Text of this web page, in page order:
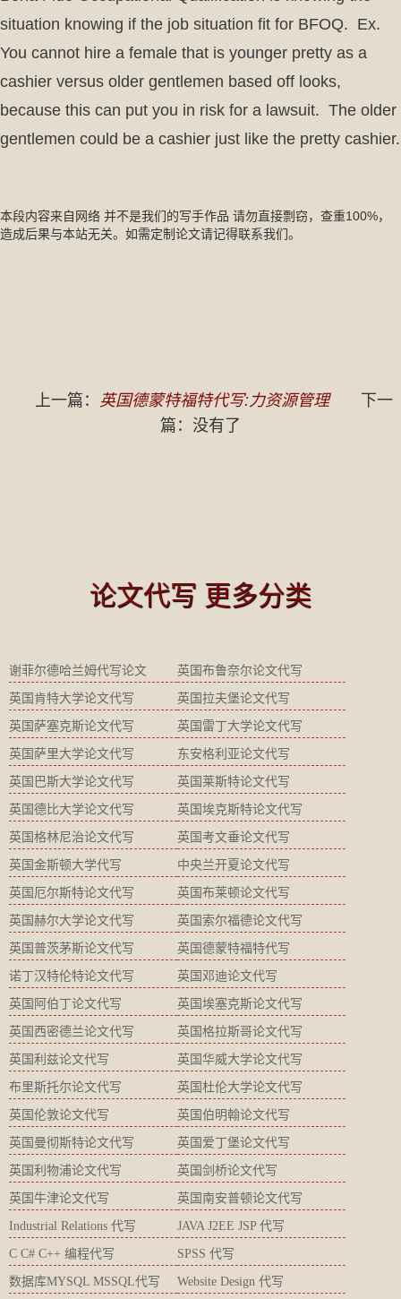
situation knowing if the job situation fit for BFOQ. Ex.
You cannot hire a female that is younger pretty as a
cashier versus older gentlemen based off looks,
because this can put you in risk for a lawsuit. The older
gentlemen could be a cashier just like the pretty cashier.
本段内容来自网络 并不是我们的写手作品 请勿直接剽窃，查重100%，
造成后果与本站无关。如需定制论文请记得联系我们。
上一篇： 英国德蒙特福特代写:力资源管理
下一
篇：没有了
论文代写 更多分类
谢菲尔德哈兰姆代写论文 英国布鲁奈尔论文代写
英国肯特大学论文代写 英国拉夫堡论文代写
英国萨塞克斯论文代写 英国雷丁大学论文代写
英国萨里大学论文代写 东安格利亚论文代写
英国巴斯大学论文代写 英国莱斯特论文代写
英国德比大学论文代写 英国埃克斯特论文代写
英国格林尼治论文代写 英国考文垂论文代写
英国金斯顿大学代写 中央兰开夏论文代写
英国厄尔斯特论文代写 英国布莱顿论文代写
英国赫尔大学论文代写 英国索尔福德论文代写
英国普茨茅斯论文代写 英国德蒙特福特代写
诺丁汉特伦特论文代写 英国邓迪论文代写
英国阿伯丁论文代写 英国埃塞克斯论文代写
英国西密德兰论文代写 英国格拉斯哥论文代写
英国利兹论文代写 英国华威大学论文代写
布里斯托尔论文代写 英国杜伦大学论文代写
英国伦敦论文代写 英国伯明翰论文代写
英国曼彻斯特论文代写 英国爱丁堡论文代写
英国利物浦论文代写 英国剑桥论文代写
英国牛津论文代写 英国南安普顿论文代写
Industrial Relations 代写 JAVA J2EE JSP 代写
C C# C++ 编程代写 SPSS 代写
数据库MYSQL MSSQL代写 Website Design 代写